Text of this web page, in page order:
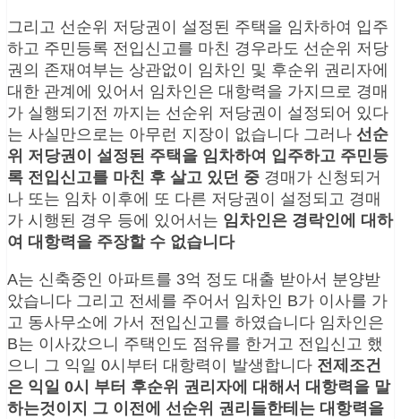
그리고 선순위 저당권이 설정된 주택을 임차하여 입주
하고 주민등록 전입신고를 마친 경우라도 선순위 저당
권의 존재여부는 상관없이 임차인 및 후순위 권리자에
대한 관계에 있어서 임차인은 대항력을 가지므로 경매
가 실행되기전 까지는 선순위 저당권이 설정되어 있다
는 사실만으로는 아무런 지장이 없습니다 그러나 선순
위 저당권이 설정된 주택을 임차하여 입주하고 주민등
록 전입신고를 마친 후 살고 있던 중 경매가 신청되거
나 또는 임차 이후에 또 다른 저당권이 설정되고 경매
가 시행된 경우 등에 있어서는 임차인은 경락인에 대하
여 대항력을 주장할 수 없습니다
A는 신축중인 아파트를 3억 정도 대출 받아서 분양받
았습니다 그리고 전세를 주어서 임차인 B가 이사를 가
고 동사무소에 가서 전입신고를 하였습니다 임차인은
B는 이사갔으니 주택인도 점유를 한거고 전입신고 했
으니 그 익일 0시부터 대항력이 발생합니다 전제조건
은 익일 0시 부터 후순위 권리자에 대해서 대항력을 말
하는것이지 그 이전에 선순위 권리들한테는 대항력을